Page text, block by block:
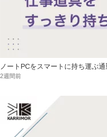
ノートPCをスマートに持ち運ぶ
2週間前